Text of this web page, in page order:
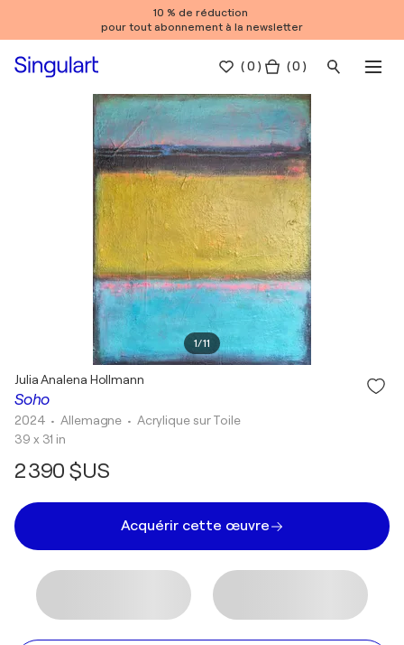
10 % de réduction
pour tout abonnement à la newsletter
(0 ) ( 0 )
1/11
Soho
Julia Analena Hollmann
2024 • Allemagne • Acrylique sur Toile
39 x 31 in
2 390 $US
Acquérir cette œuvre